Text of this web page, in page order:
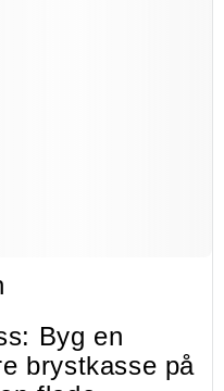
Byg en
brystkasse på